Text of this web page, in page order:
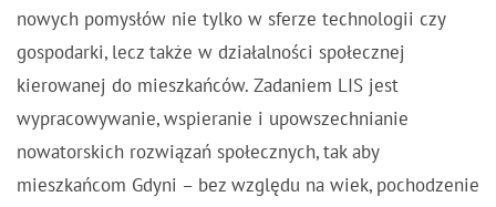
nowych pomysłów nie tylko w sferze technologii czy
gospodarki, lecz także w działalności społecznej
kierowanej do mieszkańców. Zadaniem LIS jest
wypracowywanie, wspieranie i upowszechnianie
nowatorskich rozwiązań społecznych, tak aby
mieszkańcom Gdyni – bez względu na wiek, pochodzenie